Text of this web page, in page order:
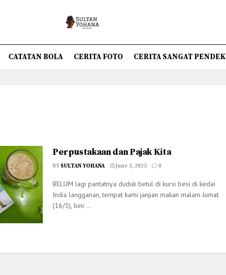
CATATAN BOLA CERITA FOTO CERITA SANGAT PENDEK
Perpustakaan dan Pajak Kita
BY SULTAN YOHANA June 3, 2025 0
BELUM lagi pantatnya duduk betul di kursi besi di kedai
India langganan, tempat kami janjian makan malam Jumat
(16/5), bini ...